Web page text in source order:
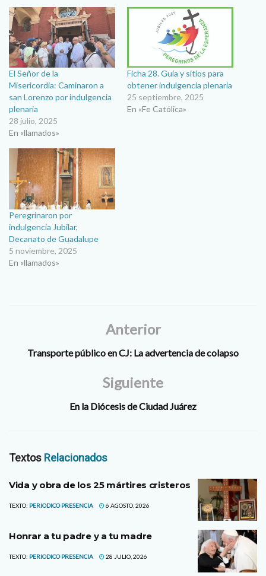
El Señor de la
Misericordia: Caminaron a
san Lorenzo por indulgencia
plenaria
28 julio, 2025
En «llamados»
Ficha 28. Guía y sitios para
obtener indulgencia plenaria
25 septiembre, 2025
En «Fe Católica»
Peregrinaron por
indulgencia Jubilar,
Decanato de Guadalupe
5 noviembre, 2025
En «llamados»
Anterior
Transporte público en CJ: La advertencia de colapso
Siguiente
En la Diócesis de Ciudad Juárez
Textos Relacionados
Vida y obra de los 25 mártires cristeros
TEXTO: PERIODICO PRESENCIA 6 AGOSTO, 2026
Honrar a tu padre y a tu madre
TEXTO: PERIODICO PRESENCIA 28 JULIO, 2026